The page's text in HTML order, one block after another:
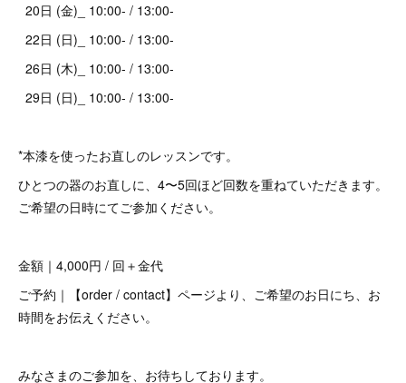
20日 (金)_ 10:00- / 13:00-
22日 (日)_ 10:00- / 13:00-
26日 (木)_ 10:00- / 13:00-
29日 (日)_ 10:00- / 13:00-
*本漆を使ったお直しのレッスンです。
ひとつの器のお直しに、4〜5回ほど回数を重ねていただきます。
ご希望の日時にてご参加ください。
金額｜4,000円 / 回＋金代
ご予約｜【order / contact】ページより、ご希望のお日にち、お
時間をお伝えください。
みなさまのご参加を、お待ちしております。